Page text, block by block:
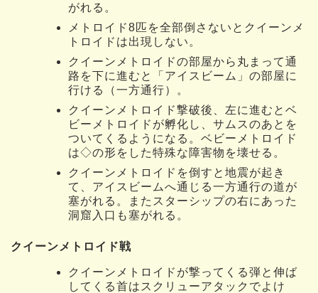
がれる。
メトロイド8匹を全部倒さないとクイーンメ
トロイドは出現しない。
クイーンメトロイドの部屋から丸まって通
路を下に進むと「アイスビーム」の部屋に
行ける（一方通行）。
クイーンメトロイド撃破後、左に進むとベ
ビーメトロイドが孵化し、サムスのあとを
ついてくるようになる。ベビーメトロイド
は◇の形をした特殊な障害物を壊せる。
クイーンメトロイドを倒すと地震が起き
て、アイスビームへ通じる一方通行の道が
塞がれる。またスターシップの右にあった
洞窟入口も塞がれる。
クイーンメトロイド戦
クイーンメトロイドが撃ってくる弾と伸ば
してくる首はスクリューアタックでよけ